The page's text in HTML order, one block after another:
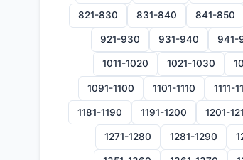
821-830 831-840 841-850
921-930 931-940 941-
1011-1020 1021-1030
1091-1100 1101-1110 1111-
1181-1190 1191-1200 1201-
1271-1280 1281-1290